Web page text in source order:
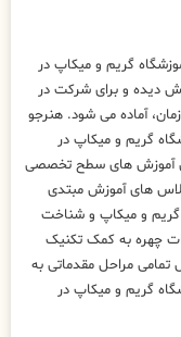
گریم و میکاپ در
دیده و برای شرکت در
آماده می شود. هنرجو
گریم و میکاپ در
آموزش های سطح تخصصی
کلاس های آموزش مبتدی
گریم و میکاپ و شناخت
چهره به کمک تکنیک
مراحل مقدماتی به
گریم و میکاپ در